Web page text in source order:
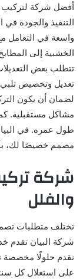
أفضل شركة لتركيب
التنفيذ والجودة في
واسعة في التعامل
الخشبية إلى
تتطلب بعض
تعديل وتخصيص تلبي
لضمان أن يكون
مشاكل مستقبلية.
طول عمره. في
مصمم خصيصًا لك،
شركة
والفلل
تختلف متطلبات
شركة البيان
نقدم حلولًا مخصصة
على استغلال كل